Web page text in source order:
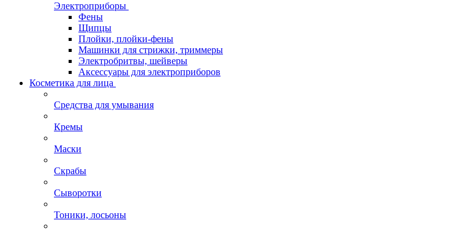
Электроприборы
Фены
Щипцы
Плойки, плойки-фены
Машинки для стрижки, триммеры
Электробритвы, шейверы
Аксессуары для электроприборов
Косметика для лица
Средства для умывания
Кремы
Маски
Скрабы
Сыворотки
Тоники, лосьоны